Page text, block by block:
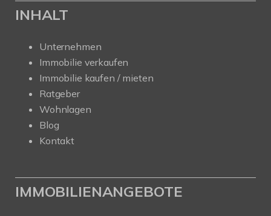
INHALT
Unternehmen
Immobilie verkaufen
Immobilie kaufen / mieten
Ratgeber
Wohnlagen
Blog
Kontakt
IMMOBILIENANGEBOTE